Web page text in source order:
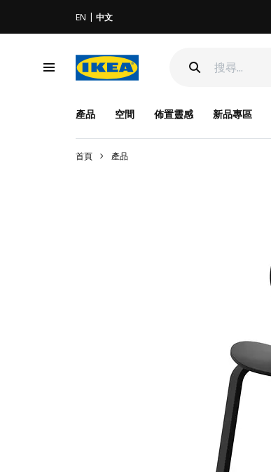
EN 中文
產品 空間 佈置靈感 新品專區
首頁 產品